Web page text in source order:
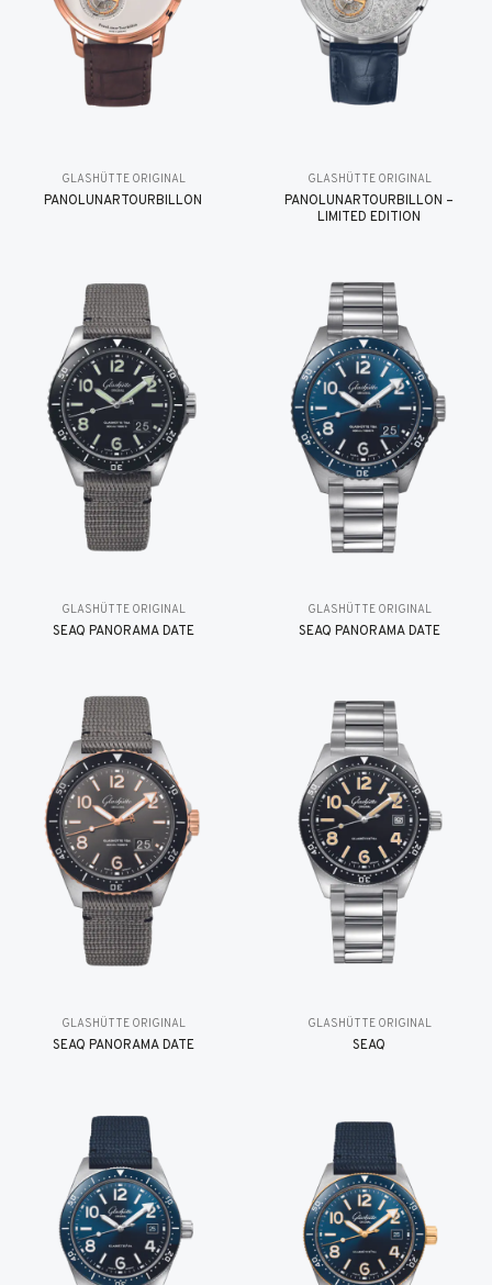
GLASHÜTTE ORIGINAL
PANOLUNARTOURBILLON
GLASHÜTTE ORIGINAL
PANOLUNARTOURBILLON –
LIMITED EDITION
GLASHÜTTE ORIGINAL
SEAQ PANORAMA DATE
GLASHÜTTE ORIGINAL
SEAQ PANORAMA DATE
GLASHÜTTE ORIGINAL
SEAQ PANORAMA DATE
GLASHÜTTE ORIGINAL
SEAQ